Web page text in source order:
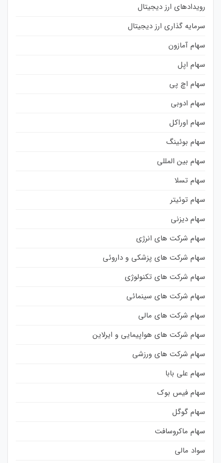
رویدادهای ارز دیجیتال
سرمایه گذاری ارز دیجیتال
سهام آمازون
سهام اپل
سهام اچ پی
سهام ادوبی
سهام اوراکل
سهام بوئینگ
سهام بین المللی
سهام تسلا
سهام توئیتر
سهام دیزنی
سهام شرکت های انرژی
سهام شرکت های پزشکی و داروئی
سهام شرکت های تکنولوژی
سهام شرکت های سینمائی
سهام شرکت های مالی
سهام شرکت های هواپیمایی و ایرلاین
سهام شرکت های ورزشی
سهام علی بابا
سهام فیس بوک
سهام گوگل
سهام ماکروسافت
سواد مالی